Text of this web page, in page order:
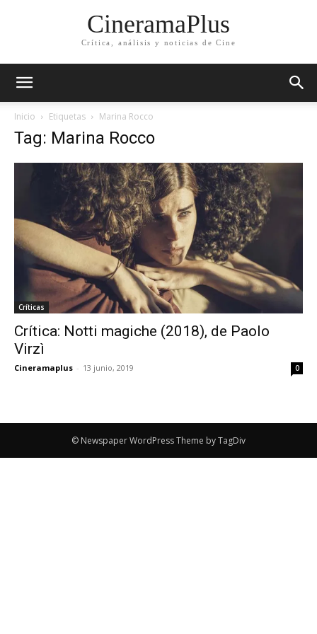
CineramaPlus
Crítica, análisis y noticias de Cine
Inicio Etiquetas Marina Rocco
Tag: Marina Rocco
Críticas
Crítica: Notti magiche (2018), de Paolo
Virzì
Cineramaplus - 13 junio, 2019 0
© Newspaper WordPress Theme by TagDiv